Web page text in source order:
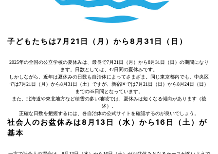
子どもたちは7月21日（月）から8月31日（日）
2025年の全国の公立学校の夏休みは、最長で7月21日（月）から8月31日（日）の期間になり
ます。日数としては、42日間の夏休みです。
しかしながら、近年は夏休みの日数も自治体によってさまざま。同じ東京都内でも、中央区
では7月21日（月）から8月31日（土）ですが、新宿区では7月21日（日）から8月24日（日）
までの35日間となっています。
また、北海道や東北地方など積雪の多い地域では、夏休みは短くなる傾向があります（後
述）。
正確な日数を把握するには、各自治体の公式サイトを確認するのが良いでしょう。
社会人のお盆休みは8月13日（水）から16日（土）が
基本